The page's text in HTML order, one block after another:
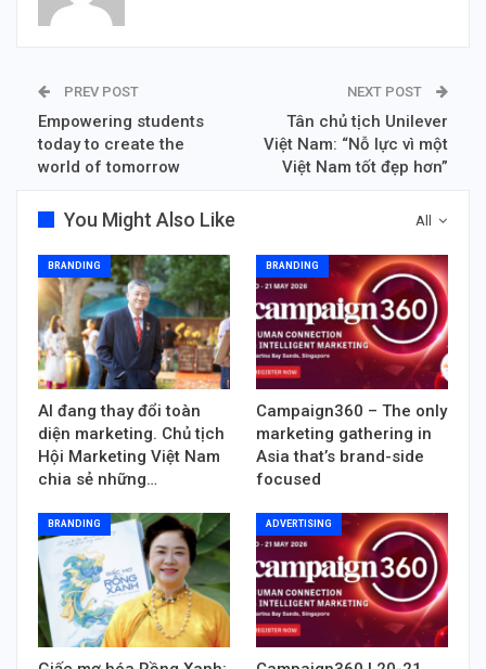
PREV POST
Empowering students
today to create the
world of tomorrow
NEXT POST
Tân chủ tịch Unilever
Việt Nam: “Nỗ lực vì một
Việt Nam tốt đẹp hơn”
All
You Might Also Like
BRANDING
AI đang thay đổi toàn
diện marketing. Chủ tịch
Hội Marketing Việt Nam
chia sẻ những…
BRANDING
Campaign360 – The only
marketing gathering in
Asia that’s brand-side
focused
BRANDING ADVERTISING